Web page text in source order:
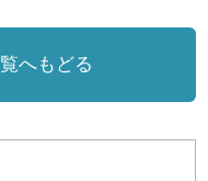
へもどる